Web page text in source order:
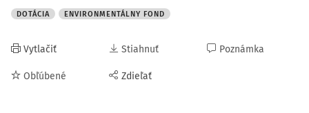
DOTÁCIA ENVIRONMENTÁLNY FOND
Vytlačiť
Obľúbené
Stiahnuť
Zdieľať
Poznámka